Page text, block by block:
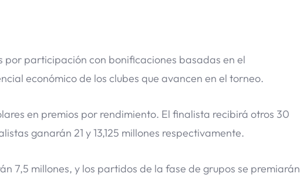
por participación con bonificaciones basadas en el
económico de los clubes que avancen en el torneo.
en premios por rendimiento. El finalista recibirá otros 30
ganarán 21 y 13,125 millones respectivamente.
7,5 millones, y los partidos de la fase de grupos se premiarán